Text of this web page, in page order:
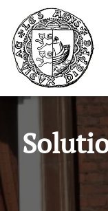
Cookies management